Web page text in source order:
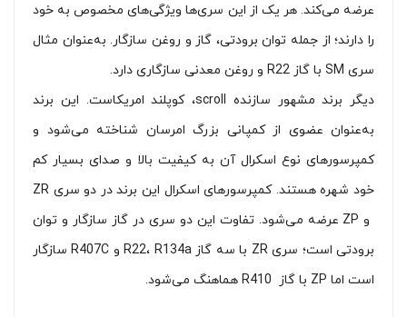
عرضه می‌کند. هر یک از این سری‌ها ویژگی‌های مخصوص به خود
را دارند؛ از جمله توان برودتی، گاز و روغن سازگار. به‌عنوان مثال
سری SM با گاز R22 و روغن معدنی سازگاری دارد.
دیگر برند مشهور سازنده scroll، کوپلند امریکاست. این برند
به‌عنوان عضوی از کمپانی بزرگ امرسان شناخته می‌شود و
کمپرسورهای نوع اسکرال آن به کیفیت بالا و صدای بسیار کم
خود شهره هستند. کمپرسورهای اسکرال این برند در دو سری ZR
و ZP عرضه می‌شود. تفاوت این دو سری در گاز سازگار و توان
برودتی است؛ سری ZR با سه گاز R22، R134a و R407C سازگار
است اما ZP با گاز R410 هماهنگ می‌شود.